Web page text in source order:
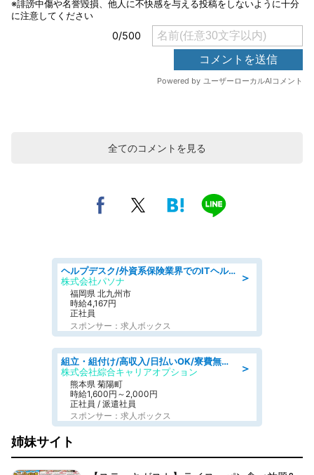
全てのコメントを見る
＞
ヘルプデスク/外資系保険業界でのITヘルプデスク業務/駅近/即日勤務可/ヘルプデスク
株式会社パソナ
福岡県 北九州市
時給4,167円
正社員
スポンサー：求人ボックス
＞
組立・組付け/高収入/日払いOK/寮費無料/交替制/20・30・40代活躍中
株式会社綜合キャリアオプション
熊本県 菊陽町
時給1,600円～2,000円
正社員 / 派遣社員
スポンサー：求人ボックス
姉妹サイト